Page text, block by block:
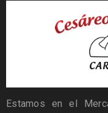
Estamos en el